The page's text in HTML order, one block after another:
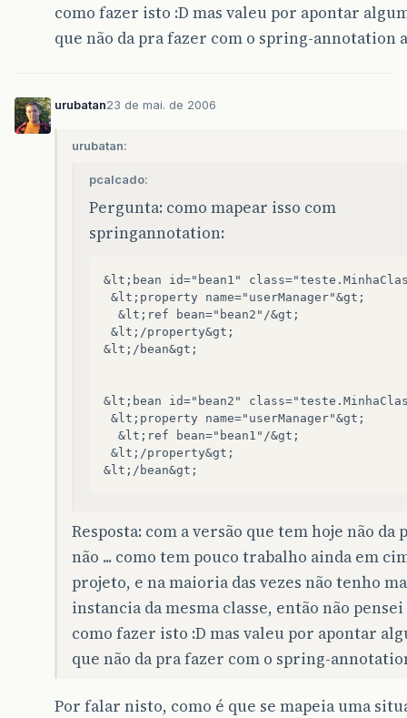
como fazer isto :D mas valeu por apontar
que não da pra fazer com o spring-annotation
urubatan23 de mai. de 2006
urubatan:
pcalcado:
Pergunta: como mapear isso com
springannotation:
&lt;bean id="bean1"
&lt;property name="userManager"&gt;
  &lt;ref bean="bean2"/&gt;
&lt;/property&gt;
&lt;/bean&gt;
&lt;bean id="bean2"
&lt;property name="userManager"&gt;
  &lt;ref bean="bean1"/&gt;
&lt;/property&gt;
Resposta: com a versão que tem hoje não da
não ... como tem pouco trabalho ainda em
projeto, e na maioria das vezes não tenho
instancia da mesma classe, então não
como fazer isto :D mas valeu por apontar
que não da pra fazer com o spring-
Por falar nisto, como é que se mapeia uma